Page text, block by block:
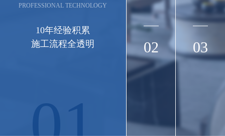
PROFESSIONAL TECHNOLOGY
10年经验积累
施工流程全透明
02 03
长江集团